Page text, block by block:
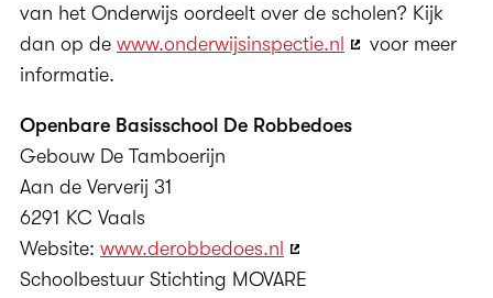
van het Onderwijs oordeelt over de scholen? Kijk
dan op de www.onderwijsinspectie.nl
voor meer
informatie.
Openbare Basisschool De Robbedoes
Gebouw De Tamboerijn
Aan de Ververij 31
6291 KC Vaals
Website: www.derobbedoes.nl
Schoolbestuur Stichting MOVARE